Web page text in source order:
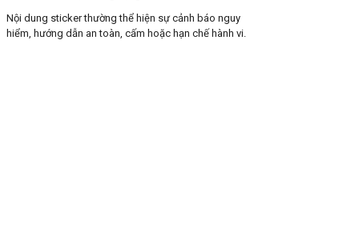
Nội dung sticker thường thể hiện sự cảnh báo nguy
hiểm, hướng dẫn an toàn, cấm hoặc hạn chế hành vi.